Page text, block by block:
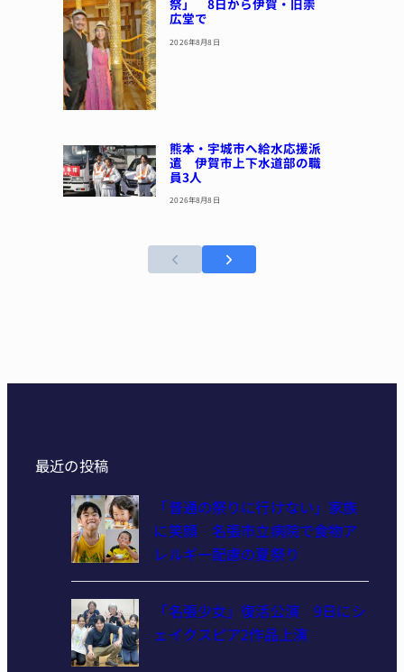
祭」 8日から伊賀・旧崇
広堂で
2026年8月8日
熊本・宇城市へ給水応援派
遣 伊賀市上下水道部の職
員3人
2026年8月8日
最近の投稿
「普通の祭りに行けない」家族
に笑顔 名張市立病院で食物ア
レルギー配慮の夏祭り
「名張少女」復活公演 9日にシ
ェイクスピア2作品上演